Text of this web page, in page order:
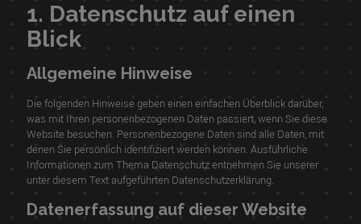
1. Datenschutz auf einen
Blick
Allgemeine Hinweise
Die folgenden Hinweise geben einen einfachen Überblick darüber,
was mit Ihren personenbezogenen Daten passiert, wenn Sie diese
Website besuchen. Personenbezogene Daten sind alle Daten, mit
denen Sie persönlich identifiziert werden können. Ausführliche
Informationen zum Thema Datenschutz entnehmen Sie unserer
unter diesem Text aufgeführten Datenschutzerklärung.
Datenerfassung auf dieser Website